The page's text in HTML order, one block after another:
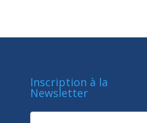
Inscription à la
Newsletter
newsletter